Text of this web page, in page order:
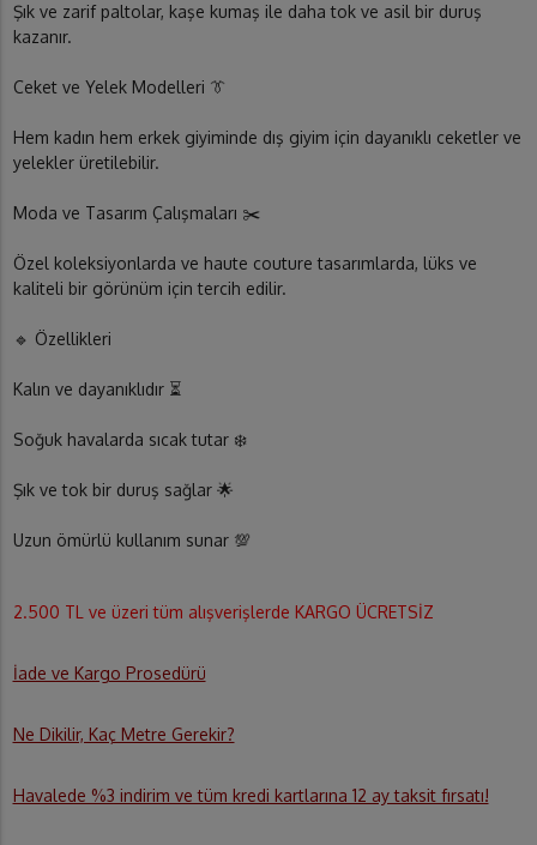
Şık ve zarif paltolar, kaşe kumaş ile daha tok ve asil bir duruş
kazanır.
Ceket ve Yelek Modelleri 👔
Hem kadın hem erkek giyiminde dış giyim için dayanıklı ceketler ve
yelekler üretilebilir.
Moda ve Tasarım Çalışmaları ✂️
Özel koleksiyonlarda ve haute couture tasarımlarda, lüks ve
kaliteli bir görünüm için tercih edilir.
🔹 Özellikleri
Kalın ve dayanıklıdır ⏳
Soğuk havalarda sıcak tutar ❄️
Şık ve tok bir duruş sağlar 🌟
Uzun ömürlü kullanım sunar 💯
2.500 TL ve üzeri tüm alışverişlerde KARGO ÜCRETSİZ
İade ve Kargo Prosedürü
Ne Dikilir, Kaç Metre Gerekir?
Havalede %3 indirim ve tüm kredi kartlarına 12 ay taksit fırsatı!